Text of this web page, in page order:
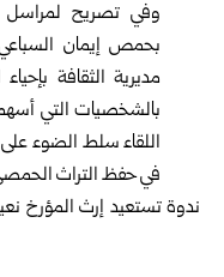
وفي تصريح لمراسل
بحمص إيمان
مديرية الثقافة
بالشخصيات التي
اللقاء سلط الضوء على
في حفظ التراث